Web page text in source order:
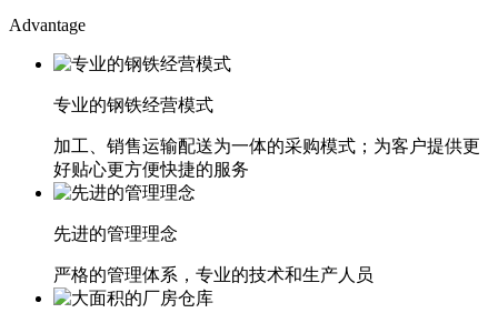
Advantage
专业的钢铁经营模式
加工、销售运输配送为一体的采购模式；为客户提供更
好贴心更方便快捷的服务
先进的管理理念
严格的管理体系，专业的技术和生产人员